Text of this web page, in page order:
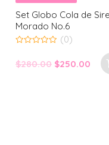
Cola de Sirena
No.6
(0)
Original
$250.00Current